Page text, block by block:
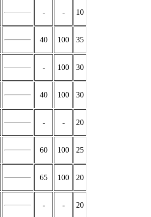
- - 10
40 100 35
- 100 30
40 100 30
- - 20
60 100 25
65 100 20
- - 20